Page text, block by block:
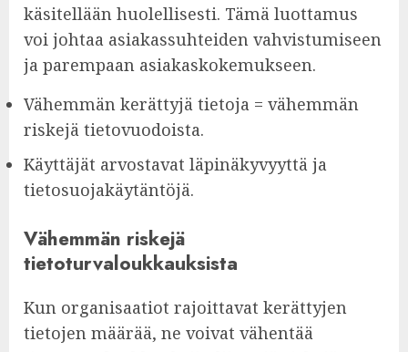
käsitellään huolellisesti. Tämä luottamus
voi johtaa asiakassuhteiden vahvistumiseen
ja parempaan asiakaskokemukseen.
Vähemmän kerättyjä tietoja = vähemmän
riskejä tietovuodoista.
Käyttäjät arvostavat läpinäkyvyyttä ja
tietosuojakäytäntöjä.
Vähemmän riskejä
tietoturvaloukkauksista
Kun organisaatiot rajoittavat kerättyjen
tietojen määrää, ne voivat vähentää